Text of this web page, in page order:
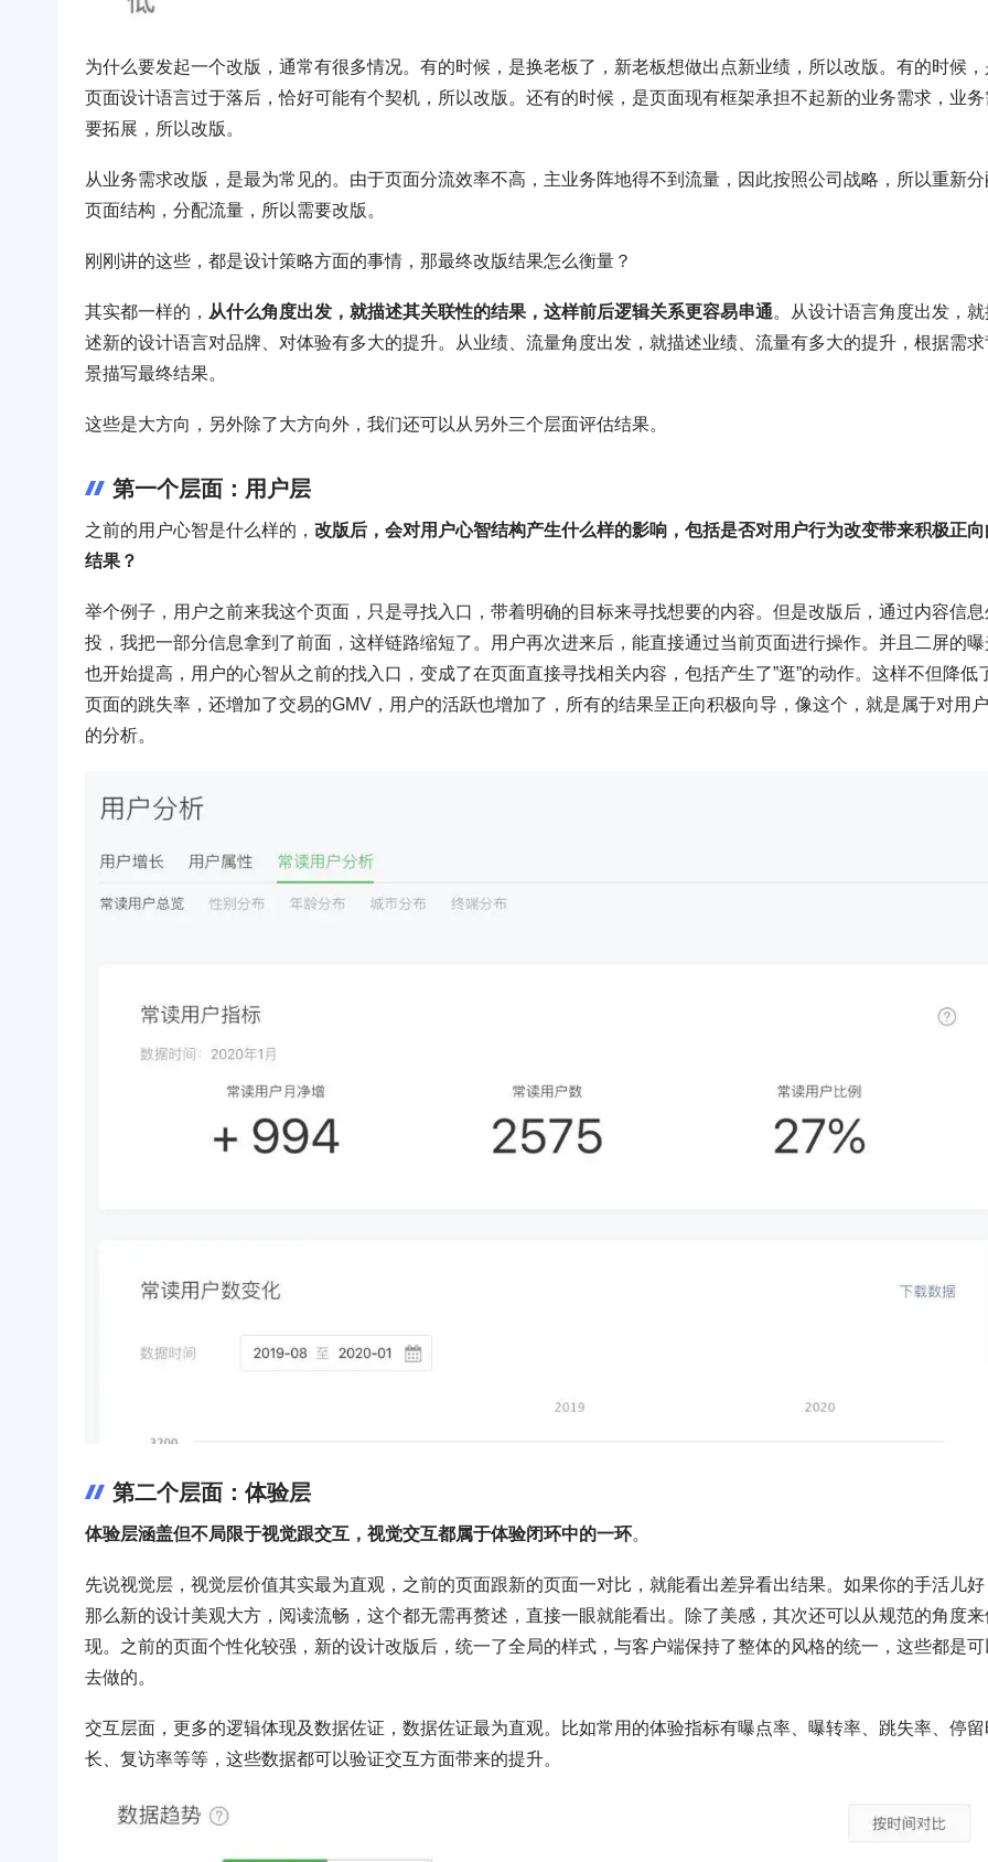
为什么要发起一个改版，通常有很多情况。有的时候，是换老板了，新老板想做出点新业绩，所以改版。有的时候，
页面设计语言过于落后，恰好可能有个契机，所以改版。还有的时候，是页面现有框架承担不起新的业务需求，业务
要拓展，所以改版。
从业务需求改版，是最为常见的。由于页面分流效率不高，主业务阵地得不到流量，因此按照公司战略，所以重新分
页面结构，分配流量，所以需要改版。
刚刚讲的这些，都是设计策略方面的事情，那最终改版结果怎么衡量？
其实都一样的， 从什么角度出发，就描述其关联性的结果，这样前后逻辑关系更容易串通。从设计语言角度出发，就
述新的设计语言对品牌、对体验有多大的提升。从业绩、流量角度出发，就描述业绩、流量有多大的提升，根据需求
景描写最终结果。
这些是大方向，另外除了大方向外，我们还可以从另外三个层面评估结果。
第一个层面：用户层
之前的用户心智是什么样的， 改版后，会对用户心智结构产生什么样的影响，包括是否对用户行为改变带来积极正向
结果？
举个例子，用户之前来我这个页面，只是寻找入口，带着明确的目标来寻找想要的内容。但是改版后，通过内容信息
投，我把一部分信息拿到了前面，这样链路缩短了。用户再次进来后，能直接通过当前页面进行操作。并且二屏的曝
也开始提高，用户的心智从之前的找入口，变成了在页面直接寻找相关内容，包括产生了”逛”的动作。这样不但降低
页面的跳失率，还增加了交易的GMV，用户的活跃也增加了，所有的结果呈正向积极向导，像这个，就是属于对用户
的分析。
第二个层面：体验层
体验层涵盖但不局限于视觉跟交互，视觉交互都属于体验闭环中的一环。
先说视觉层，视觉层价值其实最为直观，之前的页面跟新的页面一对比，就能看出差异看出结果。如果你的手活儿好
那么新的设计美观大方，阅读流畅，这个都无需再赘述，直接一眼就能看出。除了美感，其次还可以从规范的角度来
现。之前的页面个性化较强，新的设计改版后，统一了全局的样式，与客户端保持了整体的风格的统一，这些都是可
去做的。
交互层面，更多的逻辑体现及数据佐证，数据佐证最为直观。比如常用的体验指标有曝点率、曝转率、跳失率、停留
长、复访率等等，这些数据都可以验证交互方面带来的提升。